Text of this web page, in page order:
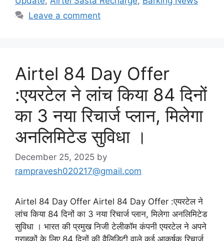
Leave a comment
Airtel 84 Day Offer
:एयरटेल ने लांच किया 84 दिनों
का 3 नया रिचार्ज प्लान, मिलेगा
अनलिमिटेड सुविधा ।
December 25, 2025 by
rampravesh020217@gmail.com
Airtel 84 Day Offer Airtel 84 Day Offer :एयरटेल ने
लांच किया 84 दिनों का 3 नया रिचार्ज प्लान, मिलेगा अनलिमिटेड
सुविधा । भारत की प्रमुख निजी टेलीकॉम कंपनी एयरटेल ने अपने
ग्राहकों के लिए 84 दिनों की वैलिडिटी वाले कई आकर्षक रिचार्ज